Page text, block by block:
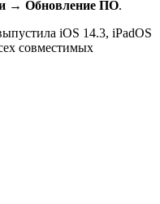
→ Обновление ПО.
iOS 14.3, iPadOS
совместимых